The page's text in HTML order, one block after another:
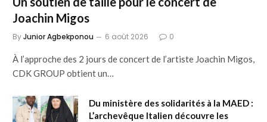
Joachin Migos
ByJunior Agbekponou 6 août 2026 0
À l’approche des 2 jours de concert de l’artiste Joachin Migos,
CDK GROUP obtient un…
Du ministère des solidarités à la MAED :
L’archevêque Italien découvre les